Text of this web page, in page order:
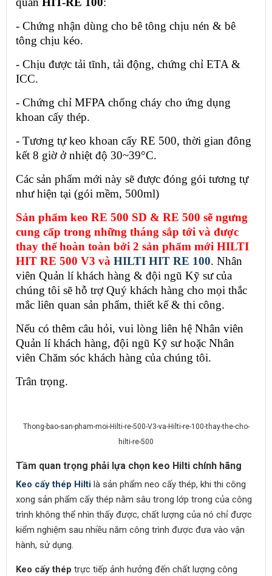
- Chứng nhận dùng cho bê tông chịu nén & bê
tông chịu kéo.
- Chịu được tải tĩnh, tải động, chứng chỉ ETA &
ICC.
- Chứng chỉ MFPA chống cháy cho ứng dụng
khoan cấy thép.
- Tương tự keo khoan cấy RE 500, thời gian đông
kết 8 giờ ở nhiệt độ 30~39°C.
Các sản phẩm mới này sẽ được đóng gói tương tự
như hiện tại (gói mềm, 500ml)
Sản phẩm keo RE 500 SD & RE 500 sẽ ngưng
cung cấp trong những tháng sắp tới và được
thay thế hoàn toàn bởi 2 sản phẩm mới HILTI
HIT RE 500 V3 và HILTI HIT RE 100. Nhân
viên Quản lí khách hàng & đội ngũ Kỹ sư của
chúng tôi sẽ hỗ trợ Quý khách hàng cho mọi thắc
mắc liên quan sản phẩm, thiết kế & thi công.
Nếu có thêm câu hỏi, vui lòng liên hệ Nhân viên
Quản lí khách hàng, đội ngũ Kỹ sư hoặc Nhân
viên Chăm sóc khách hàng của chúng tôi.
Trân trọng.
Thong-bao-san-pham-moi-Hilti-re-500-V3-va-Hilti-re-100-thay-the-cho-
hilti-re-500
Tầm quan trọng phải lựa chọn keo Hilti chính hãng
Keo cấy thép Hilti là sản phẩm neo cấy thép, khi thi công
xong sản phẩm cấy thép nằm sâu trong lớp trong của công
trình không thể nhìn thấy được, chất lượng của nó chỉ được
kiểm nghiệm sau nhiều năm công trình được đưa vào vận
hành, sử dụng.
Keo cấy thép trực tiếp ảnh hưởng đến chất lượng công